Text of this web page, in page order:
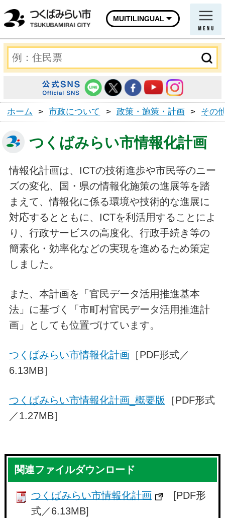
MUITILINGUAL
ホーム > 市政について > 政策・施策・計画 > その
つくばみらい市情報化計画
情報化計画は、ICTの技術進歩や市民等のニー
ズの変化、国・県の情報化施策の進展等を踏
まえて、情報化に係る環境や技術的な進展に
対応するとともに、ICTを利活用することによ
り、行政サービスの高度化、行政手続き等の
簡素化・効率化などの実現を進めるため策定
しました。
また、本計画を「官民データ活用推進基本
法」に基づく「市町村官民データ活用推進計
画」としても位置づけています。
つくばみらい市情報化計画［PDF形式／
6.13MB］
つくばみらい市情報化計画_概要版 ［PDF形式
／1.27MB］
関連ファイルダウンロード
つくばみらい市情報化計画
[PDF形
式／6.13MB]